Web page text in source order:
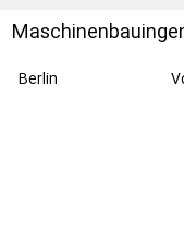
Berlin